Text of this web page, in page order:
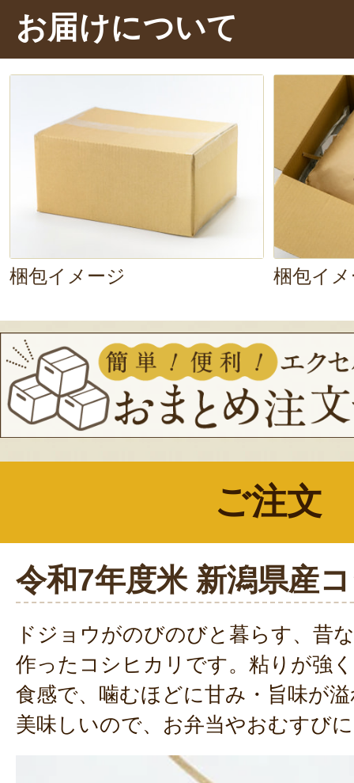
ぱくり……美味しい！粘りがあっ
良い食感です。噛むとどんどん旨
ね。鮭と一緒に食べると、ほど良
を引き立ててくれて最高！
お届けについて
梱包イメージ 梱包イ
ご注文
令和7年度米 新潟県産
ドジョウがのびのびと暮らす、昔
作ったコシヒカリです。粘りが強
食感で、噛むほどに甘み・旨味が
美味しいので、お弁当やおむすび